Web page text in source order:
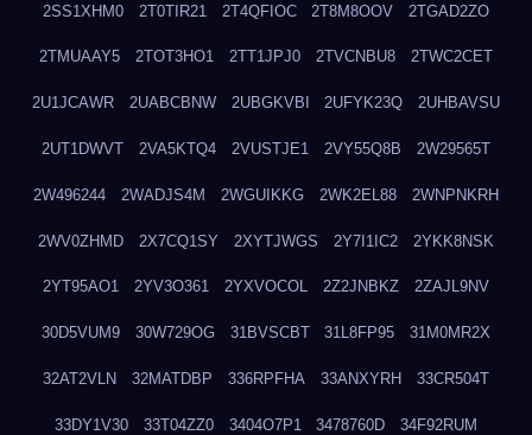
2SS1XHM0 2T0TIR21 2T4QFIOC 2T8M8OOV 2TGAD2ZO
2TMUAAY5 2TOT3HO1 2TT1JPJ0 2TVCNBU8 2TWC2CET
2U1JCAWR 2UABCBNW 2UBGKVBI 2UFYK23Q 2UHBAVSU
2UT1DWVT 2VA5KTQ4 2VUSTJE1 2VY55Q8B 2W29565T
2W496244 2WADJS4M 2WGUIKKG 2WK2EL88 2WNPNKRH
2WV0ZHMD 2X7CQ1SY 2XYTJWGS 2Y7I1IC2 2YKK8NSK
2YT95AO1 2YV3O361 2YXVOCOL 2Z2JNBKZ 2ZAJL9NV
30D5VUM9 30W729OG 31BVSCBT 31L8FP95 31M0MR2X
32AT2VLN 32MATDBP 336RPFHA 33ANXYRH 33CR504T
33DY1V30 33T04ZZ0 3404O7P1 3478760D 34F92RUM